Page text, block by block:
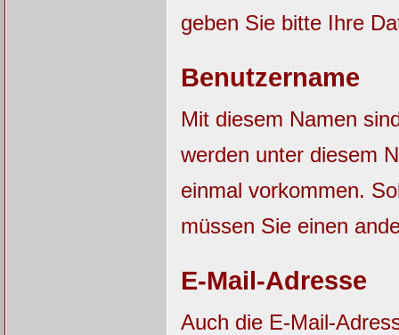
geben Sie bitte Ihre
Benutzername
Mit diesem Namen
werden unter diesem
einmal vorkommen.
müssen Sie einen
E-Mail-Adresse
Auch die E-Mail-